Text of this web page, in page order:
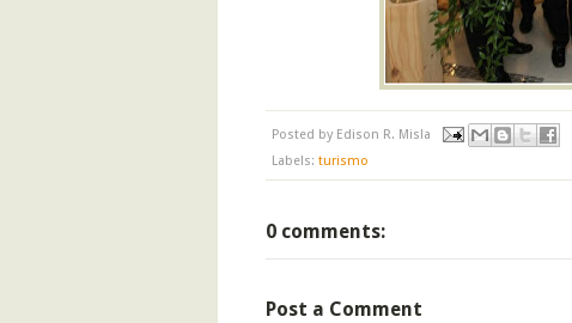
Posted by Edison R. Misla
Labels: turismo
0 comments:
Post a Comment